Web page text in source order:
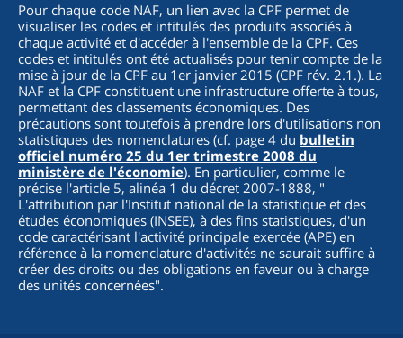
Pour chaque code NAF, un lien avec la CPF permet de
visualiser les codes et intitulés des produits associés à
chaque activité et d'accéder à l'ensemble de la CPF. Ces
codes et intitulés ont été actualisés pour tenir compte de la
mise à jour de la CPF au 1er janvier 2015 (CPF rév. 2.1.). La
NAF et la CPF constituent une infrastructure offerte à tous,
permettant des classements économiques. Des
précautions sont toutefois à prendre lors d'utilisations non
statistiques des nomenclatures (cf. page 4 du bulletin
officiel numéro 25 du 1er trimestre 2008 du
ministère de l'économie). En particulier, comme le
précise l'article 5, alinéa 1 du décret 2007-1888, "
L'attribution par l'Institut national de la statistique et des
études économiques (INSEE), à des fins statistiques, d'un
code caractérisant l'activité principale exercée (APE) en
référence à la nomenclature d'activités ne saurait suffire à
créer des droits ou des obligations en faveur ou à charge
des unités concernées".